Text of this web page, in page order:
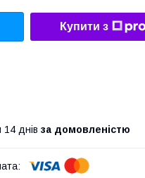
Купити з
14 днів за домовленістю